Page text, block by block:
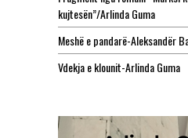
kujtesën”/Arlinda Guma
Meshë e pandarë-Aleksandër
Vdekja e klounit-Arlinda Guma